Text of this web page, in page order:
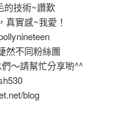
的技術~讚歎
實感~我愛！
然不同粉絲團
～請幫忙分享喲^^
blog